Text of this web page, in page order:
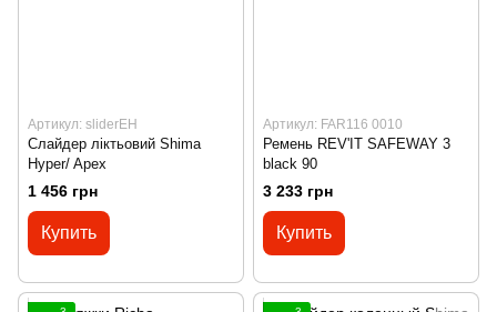
Артикул: sliderEH
Слайдер ліктьовий Shima
Hyper/ Apex
1 456 грн
Купить
Артикул: FAR116 0010
Ремень REV'IT SAFEWAY 3
black 90
3 233 грн
Купить